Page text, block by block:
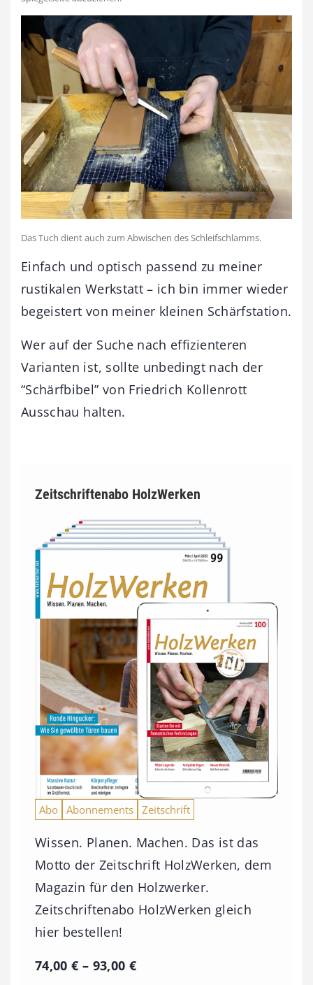
Das Tuch dient auch zum Abwischen des Schleifschlamms.
Einfach und optisch passend zu meiner
rustikalen Werkstatt – ich bin immer wieder
begeistert von meiner kleinen Schärfstation.
Wer auf der Suche nach effizienteren
Varianten ist, sollte unbedingt nach der
“Schärfbibel” von Friedrich Kollenrott
Ausschau halten.
Zeitschriftenabo HolzWerken
Abo Abonnements Zeitschrift
Wissen. Planen. Machen. Das ist das
Motto der Zeitschrift HolzWerken, dem
Magazin für den Holzwerker.
Zeitschriftenabo HolzWerken gleich
hier bestellen!
74,00€ – 93,00 €P